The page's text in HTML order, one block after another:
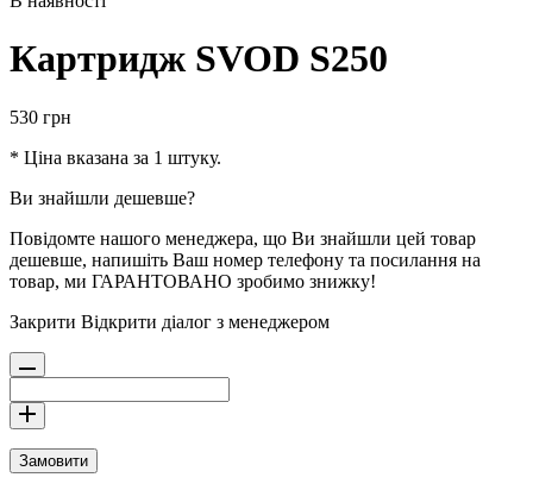
Картридж SVOD S250
530 грн
* Ціна вказана за 1 штуку.
Ви знайшли дешевше?
Повідомте нашого менеджера, що Ви знайшли цей товар
дешевше, напишіть Ваш номер телефону та посилання на
товар, ми ГАРАНТОВАНО зробимо знижку!
Закрити Відкрити діалог з менеджером
Замовити